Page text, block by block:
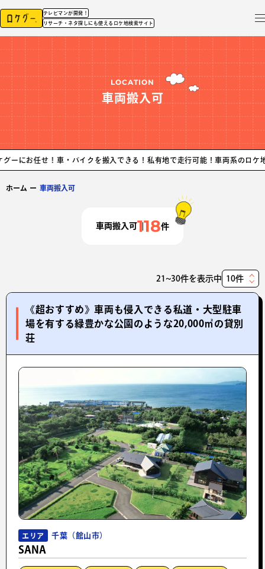
テレビマンが開発！
リサーチ・ネタ探しにも使えるロケ地検索サイト
LOCATION
車両搬入可
！車・バイクを搬入できる！私有地で走行可能！車両系のロケ地探しなら、
ホーム ー 車両搬入可
車両搬入可118件
21~30件を表示中
表
件
数
《超おすすめ》車両も侵入できる私道・大型駐車
場を有する緑豊かな公園のような20,000㎡の貸別
荘
エリア 千葉（館山市）
SANA